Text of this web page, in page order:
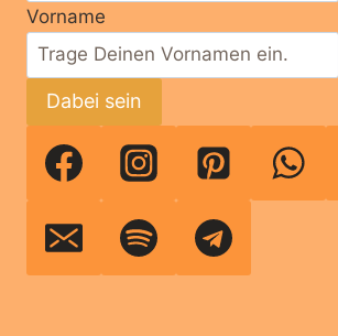
Vorname
Dabei sein